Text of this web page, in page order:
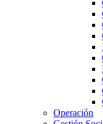
Operación